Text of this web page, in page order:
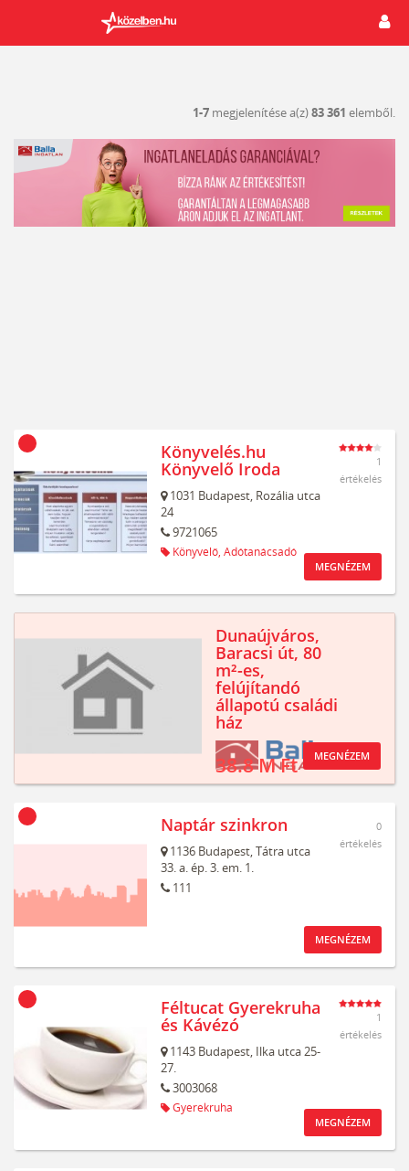
1-7 megjelenítése a(z)83 361 elemből.
Könyvelés.hu
Könyvelő Iroda
1031 Budapest, Rozália utca
24
9721065
Könyvelő, Adótanácsadó
1
értékelés
MEGNÉZEM
Dunaújváros,
Baracsi út, 80
m²-es,
felújítandó
állapotú családi
ház
38.8 M Ft MEGNÉZEM
Naptár szinkron
1136 Budapest,Tátra utca
33. a. ép. 3. em. 1.
111
0
értékelés
MEGNÉZEM
Féltucat Gyerekruha
és Kávézó
1143 Budapest, Ilka utca 25-
27.
3003068
Gyerekruha
1
értékelés
MEGNÉZEM